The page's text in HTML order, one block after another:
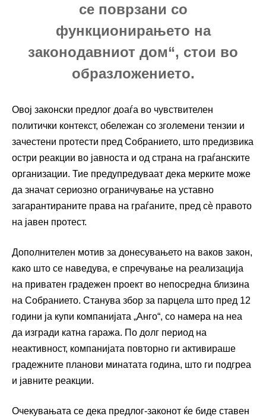
се поврзани со
функционирањето на
законодавниот дом“, стои во
образложението.
Овој законски предлог доаѓа во чувствителен
политички контекст, обележан со зголемени тензии и
зачестени протести пред Собранието, што предизвика
остри реакции во јавноста и од страна на граѓанските
организации. Тие предупредуваат дека мерките може
да значат сериозно ограничување на уставно
загарантираните права на граѓаните, пред сè правото
на јавен протест.
Дополнителен мотив за донесувањето на ваков закон,
како што се наведува, е спречување на реализација
на приватен градежен проект во непосредна близина
на Собранието. Станува збор за парцела што пред 12
години ја купи компанијата „Анго“, со намера на неа
да изгради катна гаража. По долг период на
неактивност, компанијата повторно ги активираше
градежните планови минатата година, што ги подгреа
и јавните реакции.
Очекувањата се дека предлог-законот ќе биде ставен